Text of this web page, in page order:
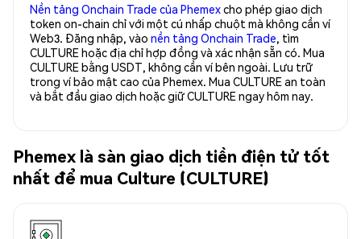
Nền tảng Onchain Trade của Phemexcho phép giao dịch
token on-chain chỉ với một cú nhấp chuột mà không cần ví
Web3. Đăng nhập, vào nền tảng Onchain Trade, tìm
CULTURE hoặc địa chỉ hợp đồng và xác nhận sẵn có. Mua
CULTURE bằng USDT, không cần ví bên ngoài. Lưu trữ
trong ví bảo mật cao của Phemex. Mua CULTURE an toàn
và bắt đầu giao dịch hoặc giữ CULTURE ngay hôm nay.
Phemex là sàn giao dịch tiền điện tử tốt
nhất để mua Culture (CULTURE)